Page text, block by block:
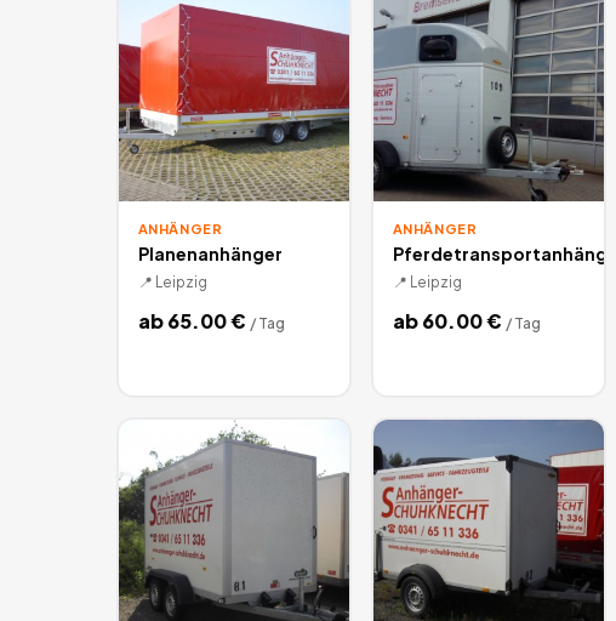
ANHÄNGER
Planenanhänger
📍 Leipzig
ab65.00€ / Tag
ANHÄNGER
Pferdetransportanhänger
📍 Leipzig
ab60.00€ / Tag